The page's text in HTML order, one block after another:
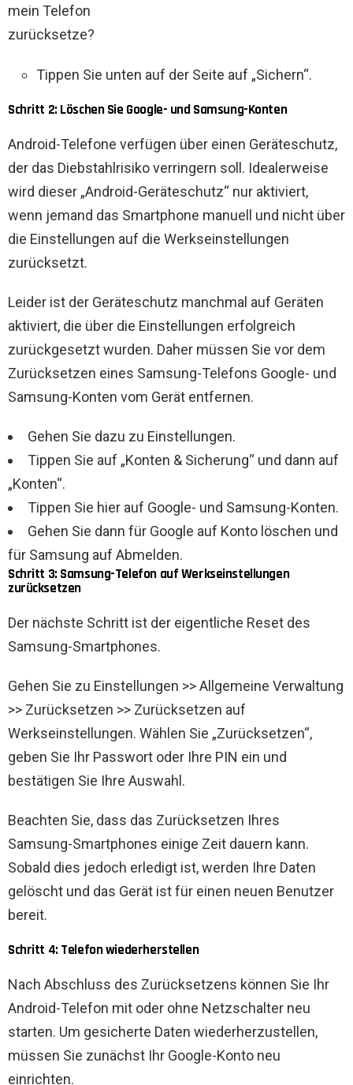
Tippen Sie unten auf der Seite auf „Sichern“.
Schritt 2: Löschen Sie Google- und Samsung-Konten
Android-Telefone verfügen über einen Geräteschutz,
der das Diebstahlrisiko verringern soll. Idealerweise
wird dieser „Android-Geräteschutz“ nur aktiviert,
wenn jemand das Smartphone manuell und nicht über
die Einstellungen auf die Werkseinstellungen
zurücksetzt.
Leider ist der Geräteschutz manchmal auf Geräten
aktiviert, die über die Einstellungen erfolgreich
zurückgesetzt wurden. Daher müssen Sie vor dem
Zurücksetzen eines Samsung-Telefons Google- und
Samsung-Konten vom Gerät entfernen.
Gehen Sie dazu zu Einstellungen.
Tippen Sie auf „Konten & Sicherung“ und dann auf
„Konten“.
Tippen Sie hier auf Google- und Samsung-Konten.
Gehen Sie dann für Google auf Konto löschen und
für Samsung auf Abmelden.
Schritt 3: Samsung-Telefon auf Werkseinstellungen
zurücksetzen
Der nächste Schritt ist der eigentliche Reset des
Samsung-Smartphones.
Gehen Sie zu Einstellungen >> Allgemeine Verwaltung
>> Zurücksetzen >> Zurücksetzen auf
Werkseinstellungen. Wählen Sie „Zurücksetzen“,
geben Sie Ihr Passwort oder Ihre PIN ein und
bestätigen Sie Ihre Auswahl.
Beachten Sie, dass das Zurücksetzen Ihres
Samsung-Smartphones einige Zeit dauern kann.
Sobald dies jedoch erledigt ist, werden Ihre Daten
gelöscht und das Gerät ist für einen neuen Benutzer
bereit.
Schritt 4: Telefon wiederherstellen
Nach Abschluss des Zurücksetzens können Sie Ihr
Android-Telefon mit oder ohne Netzschalter neu
starten. Um gesicherte Daten wiederherzustellen,
müssen Sie zunächst Ihr Google-Konto neu
einrichten.